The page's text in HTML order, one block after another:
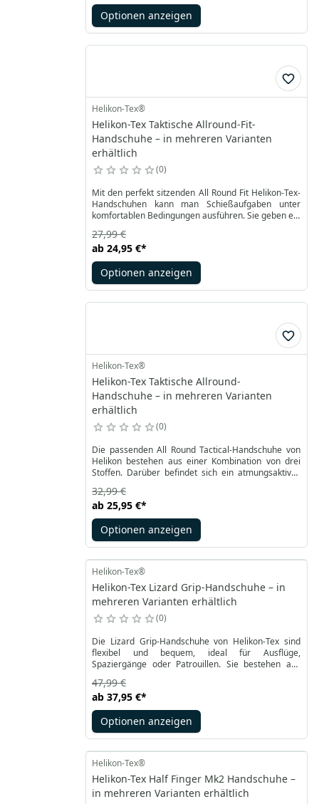
Optionen anzeigen
Helikon-Tex®
Helikon-Tex Taktische Allround-Fit-
Handschuhe – in mehreren Varianten
erhältlich
0
Mit den perfekt sitzenden All Round Fit Helikon-Tex-
Handschuhen kann man Schießaufgaben unter
komfortablen Bedingungen ausführen. Sie geben ein
kein Verrutschen. Verantwortlich dafür ist das
Kunstleder im Inneren der Handschuhe. Auf der
Außenseite befindet sich ein atmungsaktives
Gewebe, dank dessen der optimale Luftstrom
gewährleistet ist.
ab 24,95 €*
27,99 €
Optionen anzeigen
Helikon-Tex®
Helikon-Tex Taktische Allround-
Handschuhe – in mehreren Varianten
erhältlich
0
Die passenden All Round Tactical-Handschuhe von
Helikon bestehen aus einer Kombination von drei
Stoffen. Darüber befindet sich ein atmungsaktives
Luftdurchlässigkeit sorgt. Die Innenseite der Hand
besteht aus rutschfestem Kunstleder, das für eine
längere Lebensdauer und einen festen Griff sorgt.
ab 25,95 €*
32,99 €
Optionen anzeigen
Helikon-Tex®
Helikon-Tex Lizard Grip-Handschuhe – in
mehreren Varianten erhältlich
0
Die Lizard Grip-Handschuhe von Helikon-Tex sind
flexibel und bequem, ideal für Ausflüge,
Spaziergänge oder Patrouillen. Sie bestehen aus
Innenlage, was sie gut anpassbar und komfortabel
macht. Das Antirutsch-Material auf der Handfläche
erhöht die Griffigkeit, und der Daumen sowie der
Zeigefinger sind für Touchscreens geeignet. Der
abdichtende Bund minimiert den Wärmeverlust.
ab 37,95 €*
47,99 €
Optionen anzeigen
Helikon-Tex®
Helikon-Tex Half Finger Mk2 Handschuhe –
in mehreren Varianten erhältlich